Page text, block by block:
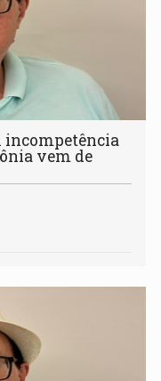
incompetência
vem de